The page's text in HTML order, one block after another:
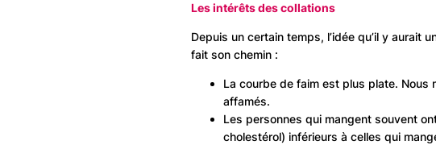
Les intérêts des collations
Depuis un certain temps, l’idée qu’il y aurait
fait son chemin :
La courbe de faim est plus plate. Nous
affamés.
Les personnes qui mangent souvent
cholestérol) inférieurs à celles qui